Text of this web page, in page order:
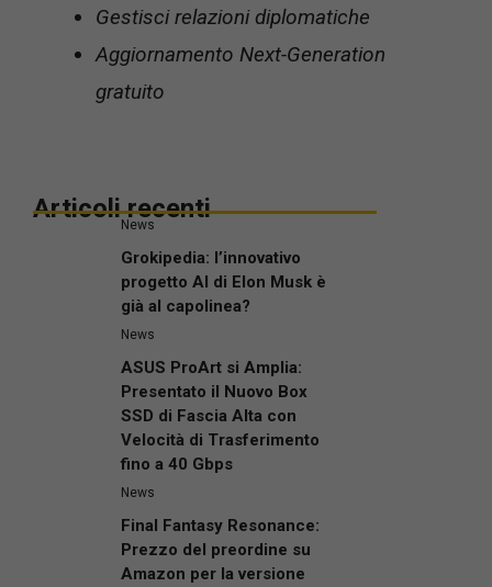
Gestisci relazioni diplomatiche
Aggiornamento Next-Generation
gratuito
Articoli recenti
News
Grokipedia: l’innovativo
progetto AI di Elon Musk è
già al capolinea?
News
ASUS ProArt si Amplia:
Presentato il Nuovo Box
SSD di Fascia Alta con
Velocità di Trasferimento
fino a 40 Gbps
News
Final Fantasy Resonance:
Prezzo del preordine su
Amazon per la versione